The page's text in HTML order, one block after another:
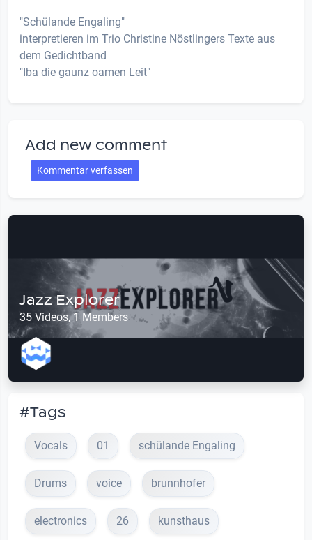
"Schülande Engaling"
interpretieren im Trio Christine Nöstlingers Texte aus
dem Gedichtband
"Iba die gaunz oamen Leit"
Add new comment
Kommentar verfassen
Jazz Explorer
35 Videos, 1 Members
#Tags
Vocals 01 schülande Engaling
Drums voice brunnhofer
electronics 26 kunsthaus